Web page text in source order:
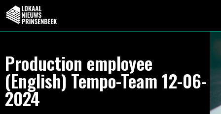
Production employee
(English) Tempo-Team 12-06-
2024